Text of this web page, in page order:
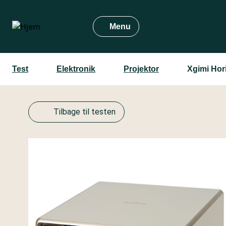
hovedindhold
Menu
Test Elektronik Projektor Xgimi
Tilbage til testen